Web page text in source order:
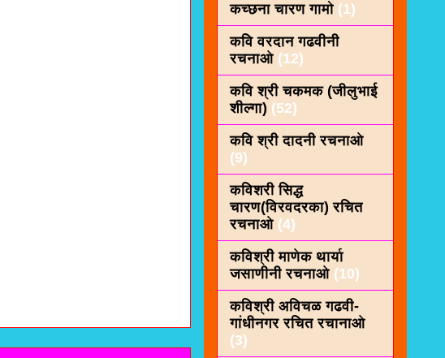
कच्छना चारण गामो (1)
कवि वरदान गढवीनी
रचनाओ (12)
कवि श्री चकमक (जीलुभाई
शील्गा) (52)
कवि श्री दादनी रचनाओ
(9)
कविशरी सिद्ध
चारण(विरवदरका) रचित
रचनाओ (4)
कविश्री माणेक थार्या
जसाणीनी रचनाओ (10)
कविश्री अविचळ गढवी-
गांधीनगर रचित रचानाओ
(3)